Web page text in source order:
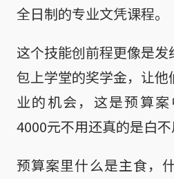
全日制的专业文凭课程。
这个技能创前程更像是
包上学堂的奖学金，让
业的机会，这是预算
4000元不用还真的是白不
预算案里什么是主食，